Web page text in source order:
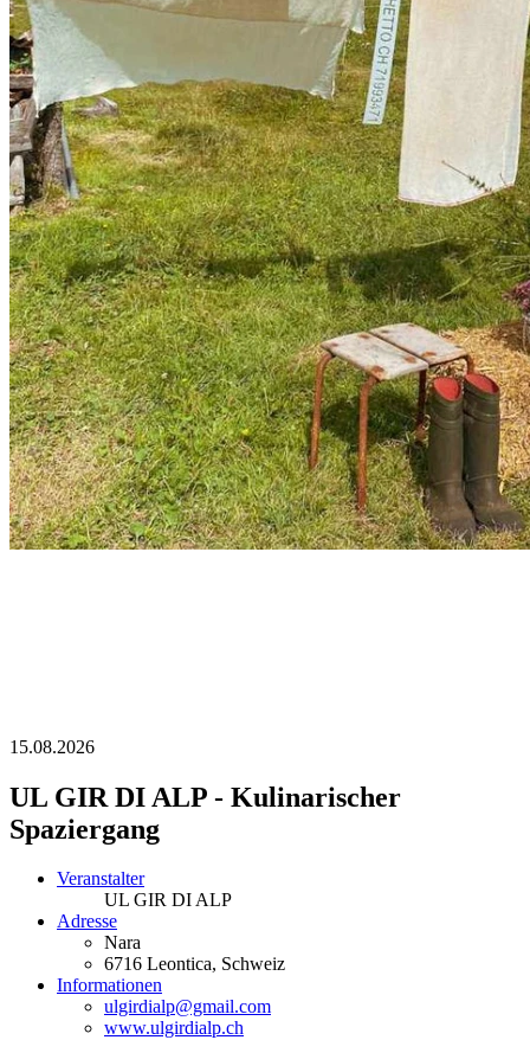
15.08.2026
UL GIR DI ALP - Kulinarischer
Spaziergang
Veranstalter
UL GIR DI ALP
Adresse
Nara
6716 Leontica, Schweiz
Informationen
ulgirdialp@gmail.com
www.ulgirdialp.ch